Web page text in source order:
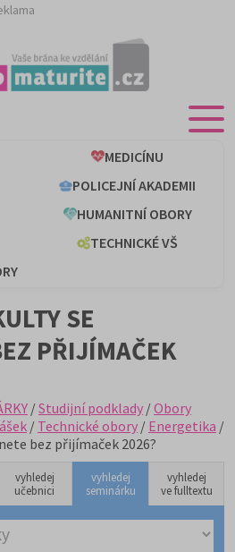
MEDICÍNU
POLICEJNÍ AKADEMII
HUMANITNÍ OBORY
TECHNICKÉ VŠ
SE
PŘIJÍMAČEK
/Studijní podklady /Obory
/ Technické obory / Energetika /
bez přijímaček 2026?
vyhledej
učebnici
vyhledej
seminárku
vyhledej
ve fulltextu